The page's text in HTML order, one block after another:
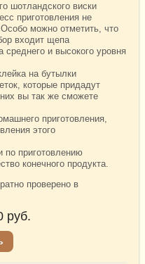
шотландского виски
приготовления не
можно отметить, что
входит щепа
среднего и высокого уровня
на бутылки
которые придадут
вы так же сможете
приготовления,
этого
по приготовлению
конечного продукта.
проверено в
руб.